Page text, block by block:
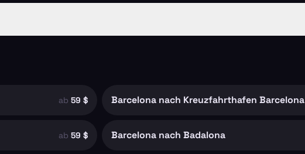
ab 59 $ Barcelona nach Kreuzfahrthafen Barcelona
ab 59 $ Barcelona nach Badalona